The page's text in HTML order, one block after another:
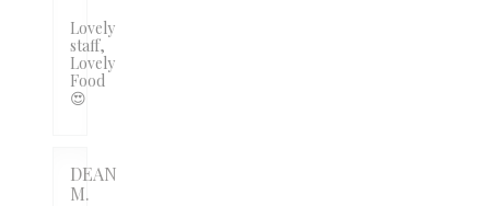
Lovely
staff,
Lovely
Food
😍
DEAN
M